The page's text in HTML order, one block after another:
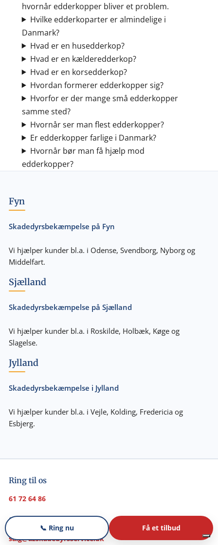
hvornår edderkopper bliver et problem.
Hvilke edderkoparter er almindelige i
Danmark?
Hvad er en husedderkop?
Hvad er en kælderedderkop?
Hvad er en korsedderkop?
Hvordan formerer edderkopper sig?
Hvorfor er der mange små edderkopper
samme sted?
Hvornår ser man flest edderkopper?
Er edderkopper farlige i Danmark?
Hvornår bør man få hjælp mod
edderkopper?
Fyn
Skadedyrsbekæmpelse på Fyn
Vi hjælper kunder bl.a. i Odense, Svendborg, Nyborg og
Middelfart.
Sjælland
Skadedyrsbekæmpelse på Sjælland
Vi hjælper kunder bl.a. i Roskilde, Holbæk, Køge og
Slagelse.
Jylland
Skadedyrsbekæmpelse i Jylland
Vi hjælper kunder bl.a. i Vejle, Kolding, Fredericia og
Esbjerg.
Ring til os
61 72 64 86
Send os en mail
salg@azskadedyrsservice.dk
📞 Ring nu Få et tilbud